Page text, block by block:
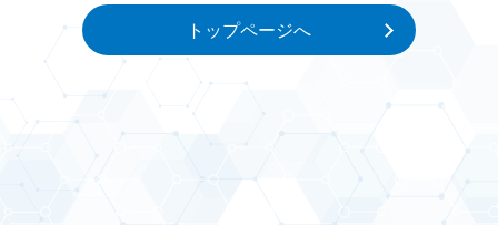
トップページへ